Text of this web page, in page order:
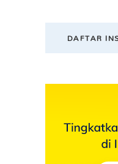
DAFTAR